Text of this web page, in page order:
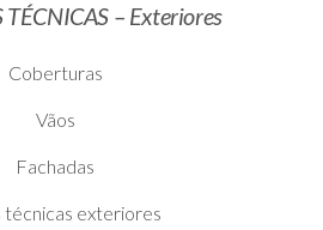
TÉCNICAS – Exteriores
Coberturas
Vãos
Fachadas
técnicas exteriores